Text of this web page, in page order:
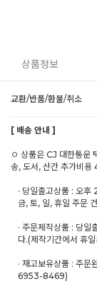
상품정보
교환/반품/환불/취소
[ 배송 안내 ]
ㅇ 상품은 CJ 대한통운
송, 도서, 산간 추가비
· 당일출고상품 : 오
금, 토, 일, 휴일 주문
· 주문제작상품 : 당
다.(제작기간에서 휴
· 재고보유상품 : 주
6953-8469)